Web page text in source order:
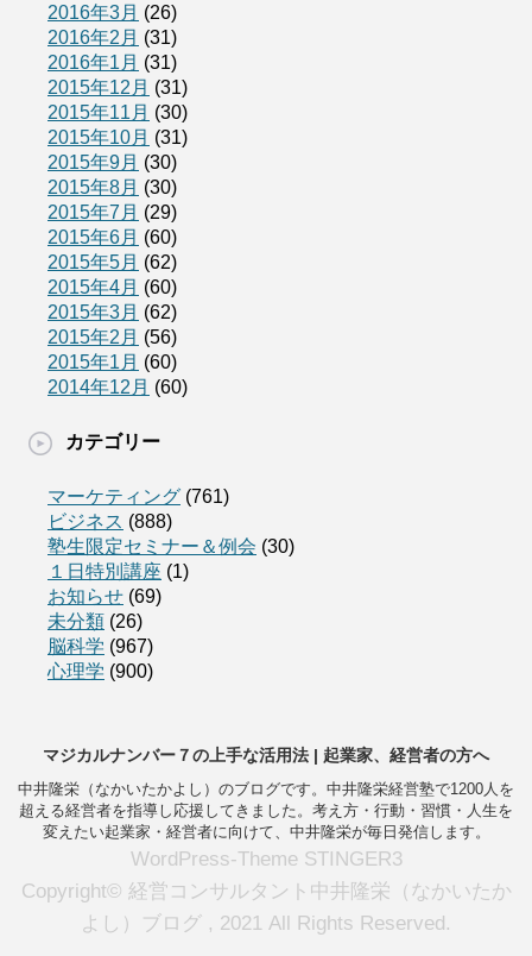
2016年3月 (26)
2016年2月 (31)
2016年1月 (31)
2015年12月 (31)
2015年11月 (30)
2015年10月 (31)
2015年9月 (30)
2015年8月 (30)
2015年7月 (29)
2015年6月 (60)
2015年5月 (62)
2015年4月 (60)
2015年3月 (62)
2015年2月 (56)
2015年1月 (60)
2014年12月 (60)
カテゴリー
マーケティング (761)
ビジネス (888)
塾生限定セミナー＆例会 (30)
１日特別講座 (1)
お知らせ (69)
未分類 (26)
脳科学 (967)
心理学 (900)
マジカルナンバー７の上手な活用法 | 起業家、経営者の方へ
中井隆栄（なかいたかよし）のブログです。中井隆栄経営塾で1200人を
超える経営者を指導し応援してきました。考え方・行動・習慣・人生を
変えたい起業家・経営者に向けて、中井隆栄が毎日発信します。
WordPress-Theme STINGER3
Copyright© 経営コンサルタント中井隆栄（なかいたか
よし）ブログ , 2021 All Rights Reserved.